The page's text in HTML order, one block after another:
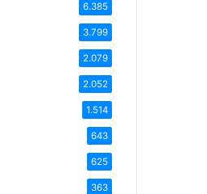
6.385
3.799
2.079
2.052
1.514
643
625
363